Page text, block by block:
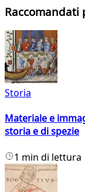
Raccomandati
Storia
Materiale e
storia e di spezie
1 min di lettura